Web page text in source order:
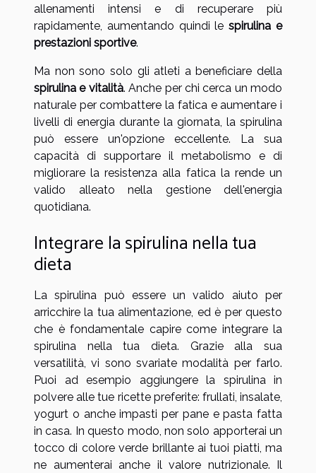
allenamenti intensi e di recuperare più
rapidamente, aumentando quindi lespirulina e
prestazioni sportive.
Ma non sono solo gli atleti a beneficiare della
spirulina e vitalità. Anche per chi cerca un modo
naturale per combattere la fatica e aumentare i
livelli di energia durante la giornata, la spirulina
può essere un'opzione eccellente. La sua
capacità di supportare il metabolismo e di
migliorare la resistenza alla fatica la rende un
valido alleato nella gestione dell'energia
quotidiana.
Integrare la spirulina nella tua
dieta
La spirulina può essere un valido aiuto per
arricchire la tua alimentazione, ed è per questo
che è fondamentale capire come integrare la
spirulina nella tua dieta. Grazie alla sua
versatilità, vi sono svariate modalità per farlo.
Puoi ad esempio aggiungere la spirulina in
polvere alle tue ricette preferite: frullati, insalate,
yogurt o anche impasti per pane e pasta fatta
in casa. In questo modo, non solo apporterai un
tocco di colore verde brillante ai tuoi piatti, ma
ne aumenterai anche il valore nutrizionale. Il